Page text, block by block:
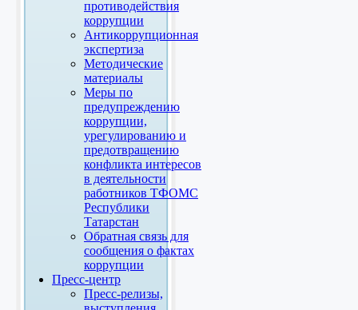
противодействия
коррупции
Антикоррупционная
экспертиза
Методические
материалы
Меры по
предупреждению
коррупции,
урегулированию и
предотвращению
конфликта интересов
в деятельности
работников ТФОМС
Республики
Татарстан
Обратная связь для
сообщения о фактах
коррупции
Пресс-центр
Пресс-релизы,